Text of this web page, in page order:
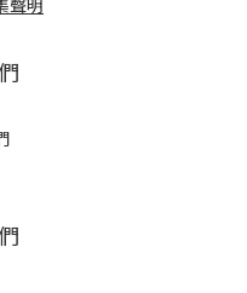
聲明